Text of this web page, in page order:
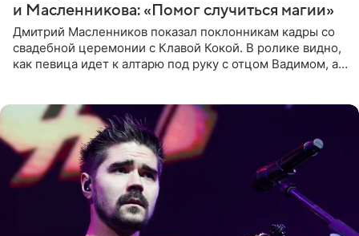
и Масленникова: «Помог случиться магии»
Дмитрий Масленников показал поклонникам кадры со
свадебной церемонии с Клавой Кокой. В ролике видно,
как певица идет к алтарю под руку с отцом Вадимом, а у